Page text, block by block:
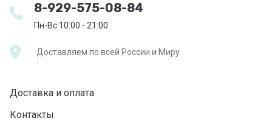
8-929-575-08-84
Пн-Вс 10:00 - 21:00
Доставляем по всей России и Миру
Доставка и оплата
Контакты